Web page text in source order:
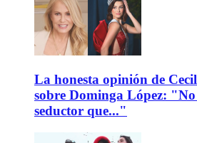
La honesta opinión de
sobre Dominga López:
seductor que..."